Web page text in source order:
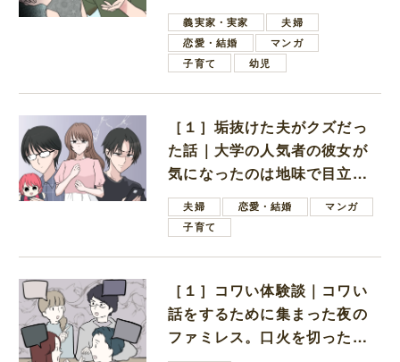
しいと言ってきた
義実家・実家
夫婦
恋愛・結婚
マンガ
子育て
幼児
［１］垢抜けた夫がクズだっ
た話｜大学の人気者の彼女が
気になったのは地味で目立た
ない男子学生
夫婦 恋愛・結婚
マンガ
子育て
［１］コワい体験談｜コワい
話をするために集まった夜の
ファミレス。口火を切ったの